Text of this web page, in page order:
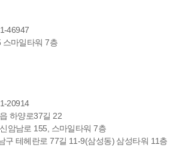
46947
스마일타워 7층
20914
하양로37길 22
암남로 155, 스마일타워 7층
구 테헤란로 77길 11-9(삼성동) 삼성타워 11층